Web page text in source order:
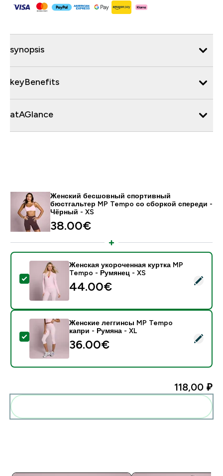
synopsis
keyBenefits
atAGlance
Женский бесшовный спортивный
бюстгальтер MP Tempo со сборкой спереди -
Чёрный - XS
38.00€‎
- Женская укороченная куртка MP Tempo -
Женская укороченная куртка MP
Tempo - Румянец - XS
44.00€‎
- Женские леггинсы MP Tempo капри - Румяна - XL
Женские леггинсы MP Tempo
капри - Румяна - XL
36.00€‎
118,00 ₽‎